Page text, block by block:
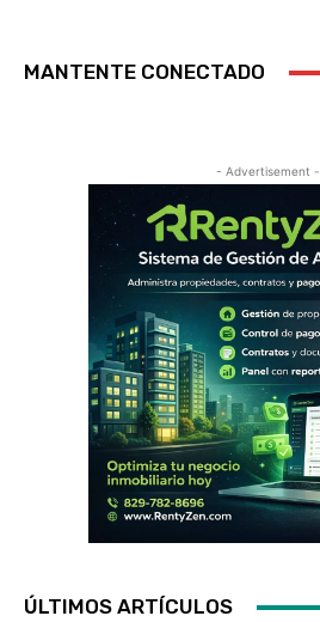
MANTENTE CONECTADO
- Advertisement -
ÚLTIMOS ARTÍCULOS